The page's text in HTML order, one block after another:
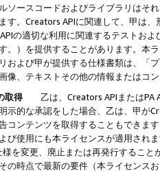
ソースコードおよびライブラリはそ
す。Creators APIに関連して、甲は
の適切な利用に関連するテストお
。）を提供することがあります。本
および甲が提供する仕様書類は、「
像、テキストその他の情報またはコ
取得
乙は、Creators APIまたはPA
示的な承認をした場合、乙は、甲が
コンテンツを取得することもできま
び使用にも本ライセンスが適用され
を変更、廃止または再発行するこ
の時点で最新の要件（本ライセン